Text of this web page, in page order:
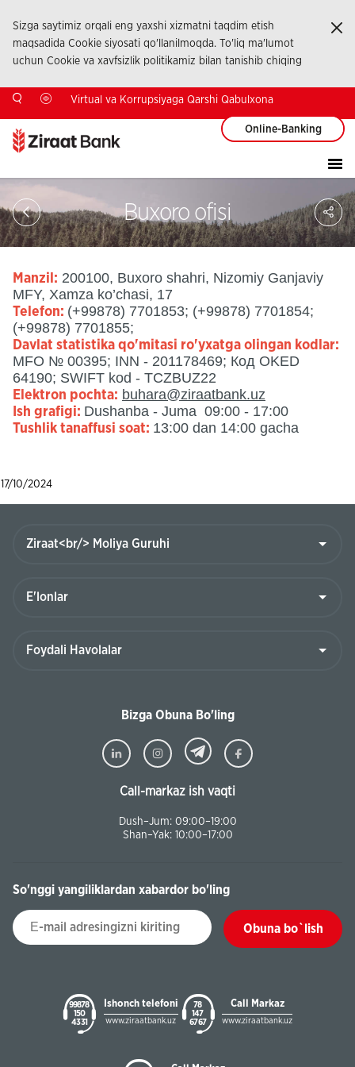
Sizga saytimiz orqali eng yaxshi xizmatni taqdim etish
maqsadida Cookie siyosati qo'llanilmoqda. To'liq ma'lumot
uchun Cookie va xavfsizlik politikamiz bilan tanishib chiqing
Virtual va Korrupsiyaga Qarshi Qabulxona
Online-Banking
Buxoro ofisi
Manzil: 200100, Buxoro shahri, Nizomiy Ganjaviy
MFY, Xamza ko’chasi, 17
Telefon: (+99878) 7701853; (+99878) 7701854;
(+99878) 7701855;
Davlat statistika qo'mitasi ro'yxatga olingan kodlar:
MFO № 00395; INN - 201178469; Код OKED
64190; SWIFT kod - TCZBUZ22
Elektron pochta: buhara@ziraatbank.uz
Ish grafigi: Dushanba - Juma 09:00 - 17:00
Tushlik tanaffusi soat: 13:00 dan 14:00 gacha
17/10/2024
Bizga Obuna Bo'ling
Call-markaz ish vaqti
Dush–Jum: 09:00–19:00
Shan–Yak: 10:00–17:00
So'nggi yangiliklardan xabardor bo'ling
Obuna bo`lish
99878
150
43 31
Ishonch telefoni
www.ziraatbank.uz
78
147
67 67
Call Markaz
www.ziraatbank.uz